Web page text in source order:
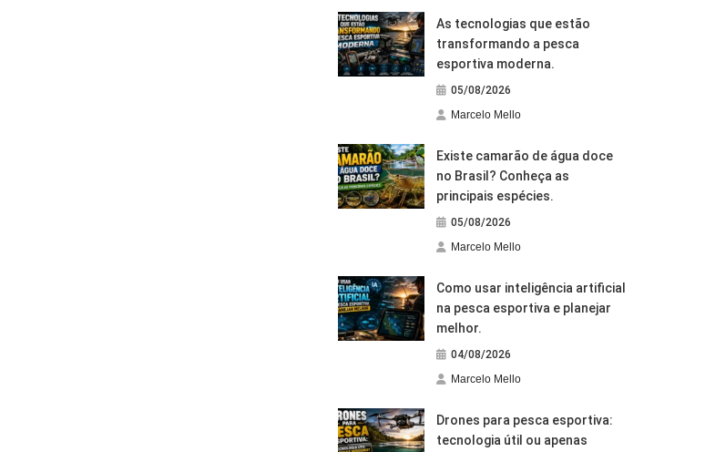
As tecnologias que estão
transformando a pesca
esportiva moderna.
05/08/2026
Marcelo Mello
Existe camarão de água doce
no Brasil? Conheça as
principais espécies.
05/08/2026
Marcelo Mello
Como usar inteligência artificial
na pesca esportiva e planejar
melhor.
04/08/2026
Marcelo Mello
Drones para pesca esportiva:
tecnologia útil ou apenas